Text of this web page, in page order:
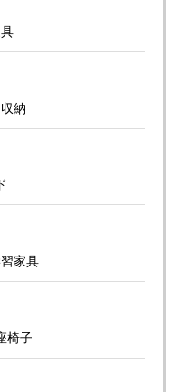
納
家具
椅子